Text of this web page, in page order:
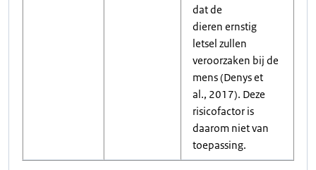
dat de
dieren ernstig
letsel zullen
veroorzaken bij de
mens (Denys et
al., 2017). Deze
risicofactor is
daarom niet van
toepassing.